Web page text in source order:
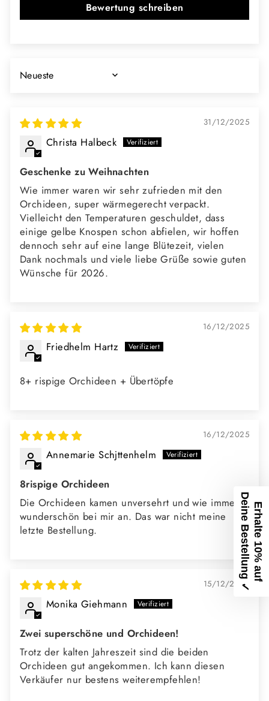
Bewertung schreiben
SORT BY
31/12/2025
Christa Halbeck
Geschenke zu Weihnachten
Wie immer waren wir sehr zufrieden mit den
Orchideen, super wärmegerecht verpackt.
Vielleicht den Temperaturen geschuldet, dass
einige gelbe Knospen schon abfielen, wir hoffen
dennoch sehr auf eine lange Blütezeit, vielen
Dank nochmals und viele liebe Grüße sowie guten
Wünsche für 2026.
16/12/2025
Friedhelm Hartz
8+ rispige Orchideen + Übertöpfe
16/12/2025
Annemarie Schjttenhelm
8rispige Orchideen
Die Orchideen kamen unversehrt und wie immer
wunderschön bei mir an. Das war nicht meine
letzte Bestellung.
15/12/2025
Monika Giehmann
Zwei superschöne und Orchideen!
Trotz der kalten Jahreszeit sind die beiden
Orchideen gut angekommen. Ich kann diesen
Verkäufer nur bestens weiterempfehlen!
E
r
h
a
l
t
e
1
0
%
a
u
f
De
i
n
e
B
e
s
t
e
l
l
u
n
g
✓